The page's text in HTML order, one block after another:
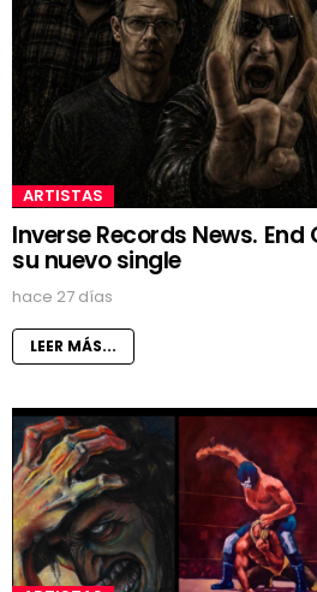
ARTISTAS
Inverse Records News.
su nuevo single
hace 27 días
LEER MÁS...